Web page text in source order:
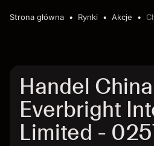
Strona główna Rynki Akcje
Handel China
Everbright
Limited -